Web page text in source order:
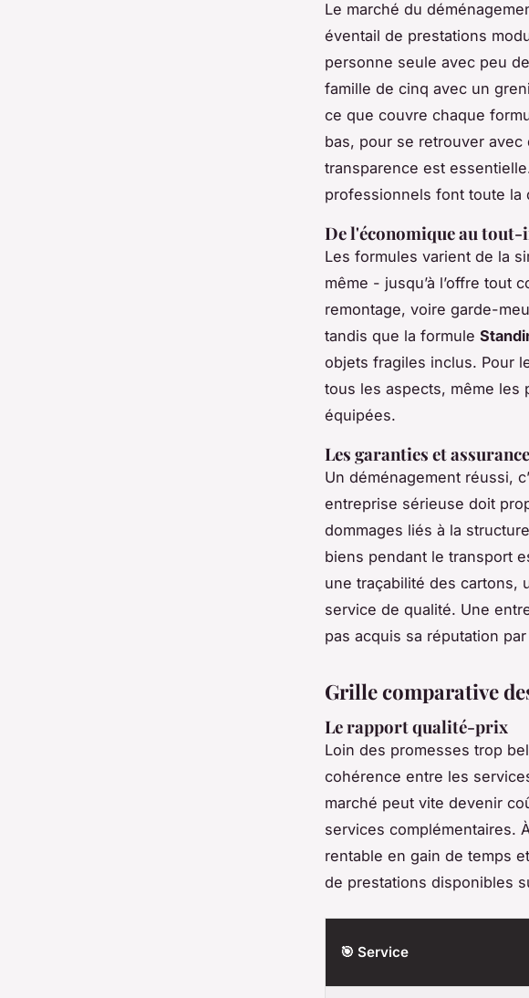
Le marché du
éventail de prestations
personne seule avec peu
famille de cinq avec un
ce que couvre chaque
bas, pour se retrouver
transparence est
professionnels font toute la
De l'économique au tout-
Les formules varient de la
même - jusqu’à l’offre tout
remontage, voire garde-
tandis que la formule
objets fragiles inclus. Pour
tous les aspects, même les
équipées.
Les garanties et
Un déménagement réussi,
entreprise sérieuse doit
dommages liés à la
biens pendant le transport
une traçabilité des cartons,
service de qualité. Une
pas acquis sa réputation
Grille comparative
Le rapport qualité-prix
Loin des promesses trop
cohérence entre les
marché peut vite devenir
services complémentaires.
rentable en gain de temps
de prestations disponibles
🎯 Service